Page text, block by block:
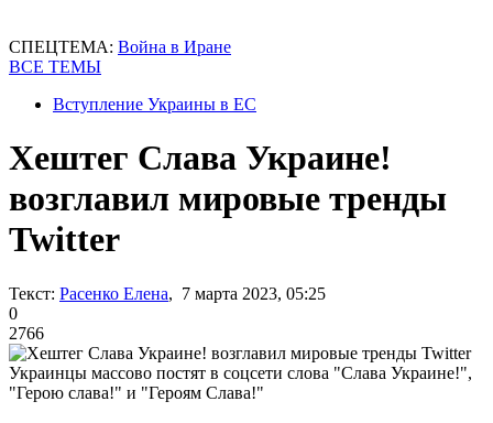
СПЕЦТЕМА: Война в Иране
ВСЕ ТЕМЫ
Вступление Украины в ЕС
Хештег Слава Украине!
возглавил мировые тренды
Twitter
Текст: Расенко Елена, 7 марта 2023, 05:25
0
2766
Украинцы массово постят в соцсети слова "Слава Украине!",
"Герою слава!" и "Героям Слава!"